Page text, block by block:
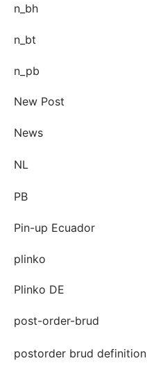
n_bh
n_bt
n_pb
New Post
News
NL
PB
Pin-up Ecuador
plinko
Plinko DE
post-order-brud
postorder brud definition